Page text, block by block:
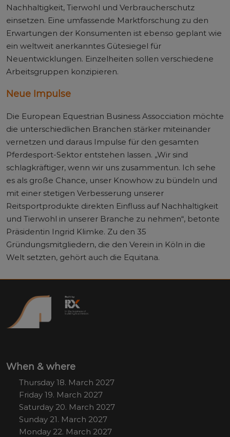
Nachhaltigkeit, Tierwohl und Verbraucherschutz
einsetzen. Eine umfassende Marktforschung zu den
Erwartungen der Konsumenten ist ebenso geplant wie
ein weltweit anerkanntes Gütesiegel für
Neuentwicklungen. Einzelheiten sollen verschiedene
Arbeitsgruppen konzipieren.
Neue Impulse
Die European Equestrian Business Assocciation möchte
die unterschiedlichen Branchen stärker miteinander
vernetzen und daraus Impulse für den gesamten
Pferdesport-Sektor entstehen lassen. „Wir sind
schlagkräftiger, wenn wir uns zusammentun. Ich sehe
es als große Chance, unser Knowhow zu bündeln und
mit einer stetigen Verbesserung unserer
Reitsportprodukte direkten Einfluss auf Nachhaltigkeit
und Tierwohl in unserer Branche zu nehmen“, betonte
Präsidentin Ingrid Klimke. Zu den 35
Gründungsmitgliedern, die den Verein in Köln in die
Welt setzten, gehört auch die Equitana.
When & where
Thursday 18. March 2027
Friday 19. March 2027
Saturday 20. March 2027
Sunday 21. March 2027
Monday 22. March 2027